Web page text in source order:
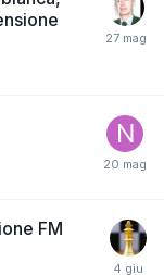
FM